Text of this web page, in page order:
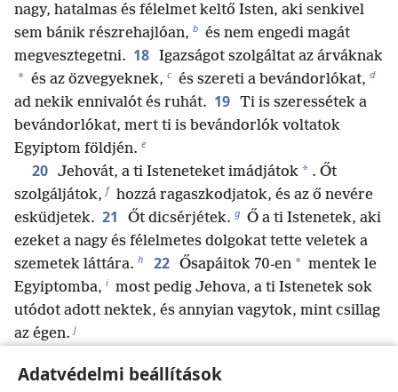
Adatvédelmi beállítások
nagy, hatalmas és félelmet keltő Isten, aki senkivel
sem bánik részrehajlóan, b és nem engedi magát
megvesztegetni. 18 Igazságot szolgáltat az árváknak
* és az özvegyeknek, c és szereti a bevándorlókat, d
ad nekik ennivalót és ruhát. 19 Ti is szeressétek a
bevándorlókat, mert ti is bevándorlók voltatok
Egyiptom földjén. e
20 Jehovát, a ti Isteneteket imádjátok * . Őt
szolgáljátok, f hozzá ragaszkodjatok, és az ő nevére
esküdjetek. 21 Őt dicsérjétek. g Ő a ti Istenetek, aki
ezeket a nagy és félelmetes dolgokat tette veletek a
szemetek láttára. h 22 Ősapáitok 70-en * mentek le
Egyiptomba, i most pedig Jehova, a ti Istenetek sok
utódot adott nektek, és annyian vagytok, mint csillag
az égen. j